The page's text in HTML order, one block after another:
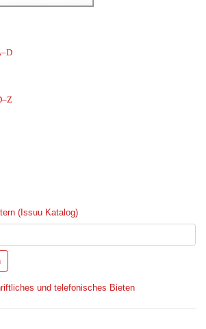
(Issuu Katalog)
und telefonisches Bieten